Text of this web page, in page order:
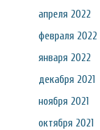
апреля 2022
февраля 2022
января 2022
декабря 2021
ноября 2021
октября 2021